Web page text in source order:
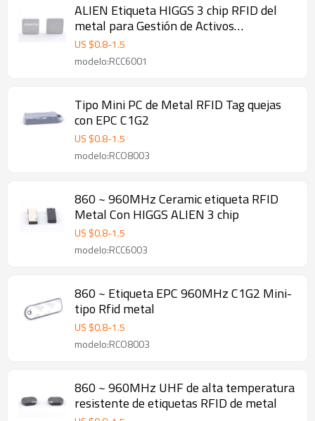
ALIEN Etiqueta HIGGS 3 chip RFID del
metal para Gestión de Activos
Estadísticas
US $0.8-1.5
modelo:RCC6001
Tipo Mini PC de Metal RFID Tag quejas
con EPC C1G2
US $0.8-1.5
modelo:RCO8003
860 ~ 960MHz Ceramic etiqueta RFID
Metal Con HIGGS ALIEN 3 chip
US $0.8-1.5
modelo:RCC6003
860 ~ Etiqueta EPC 960MHz C1G2 Mini-
tipo Rfid metal
US $0.8-1.5
modelo:RCO8003
860 ~ 960MHz UHF de alta temperatura
resistente de etiquetas RFID de metal